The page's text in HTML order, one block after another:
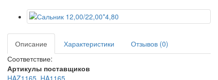
Описание Характеристики
Отзывов (0)
Соответствие:
Артикулы поставщиков
HAZ1165, HA1165